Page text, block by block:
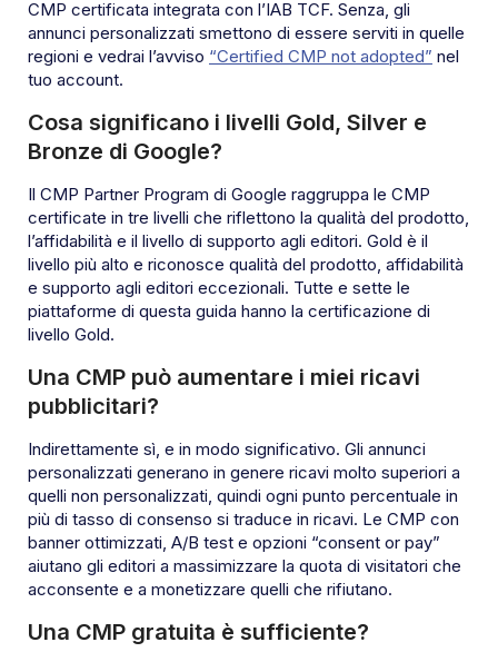
CMP certificata integrata con l’IAB TCF. Senza, gli
annunci personalizzati smettono di essere serviti in quelle
regioni e vedrai l’avviso “Certified CMP not adopted” nel
tuo account.
Cosa significano i livelli Gold, Silver e
Bronze di Google?
Il CMP Partner Program di Google raggruppa le CMP
certificate in tre livelli che riflettono la qualità del prodotto,
l’affidabilità e il livello di supporto agli editori. Gold è il
livello più alto e riconosce qualità del prodotto, affidabilità
e supporto agli editori eccezionali. Tutte e sette le
piattaforme di questa guida hanno la certificazione di
livello Gold.
Una CMP può aumentare i miei ricavi
pubblicitari?
Indirettamente sì, e in modo significativo. Gli annunci
personalizzati generano in genere ricavi molto superiori a
quelli non personalizzati, quindi ogni punto percentuale in
più di tasso di consenso si traduce in ricavi. Le CMP con
banner ottimizzati, A/B test e opzioni “consent or pay”
aiutano gli editori a massimizzare la quota di visitatori che
acconsente e a monetizzare quelli che rifiutano.
Una CMP gratuita è sufficiente?